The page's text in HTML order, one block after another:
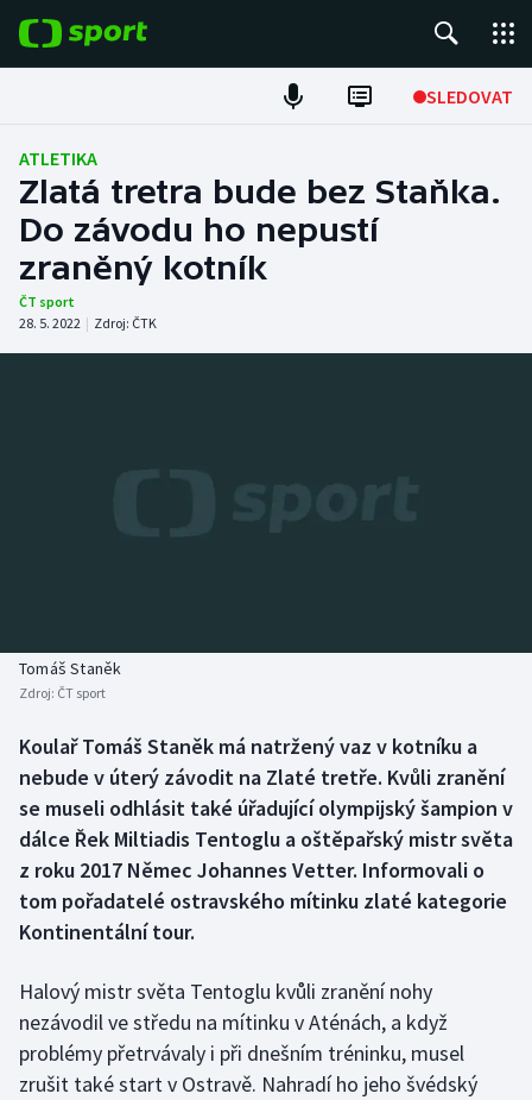
SLEDOVAT
Fotbal
Hokej
Tenis
Atletika
Biatlon
Box
Curling
Dostihy
Futsal
Golf
Aplikace ČT sport
ATLETIKA
Zlatá tretra bude bez Staňka.
Do závodu ho nepustí
zraněný kotník
ČT sport
28. 5. 2022 | Zdroj: ČTK
Tomáš Staněk
Zdroj: ČT sport
Koulař Tomáš Staněk má natržený vaz v kotníku a
nebude v úterý závodit na Zlaté tretře. Kvůli zranění
se museli odhlásit také úřadující olympijský šampion v
dálce Řek Miltiadis Tentoglu a oštěpařský mistr světa
z roku 2017 Němec Johannes Vetter. Informovali o
tom pořadatelé ostravského mítinku zlaté kategorie
Kontinentální tour.
Halový mistr světa Tentoglu kvůli zranění nohy
nezávodil ve středu na mítinku v Aténách, a když
problémy přetrvávaly i při dnešním tréninku, musel
zrušit také start v Ostravě. Nahradí ho jeho švédský